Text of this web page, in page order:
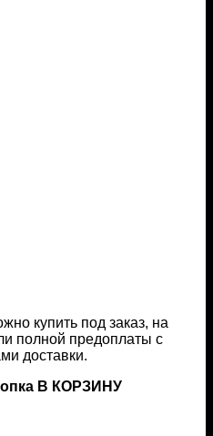
купить под заказ, на
полной предоплаты с
доставки.
В КОРЗИНУ